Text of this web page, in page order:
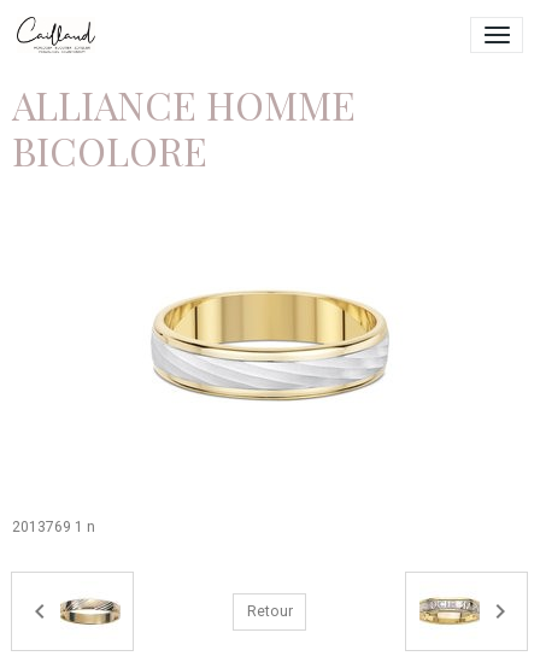
ALLIANCE HOMME
BICOLORE
2013769 1 n
Retour